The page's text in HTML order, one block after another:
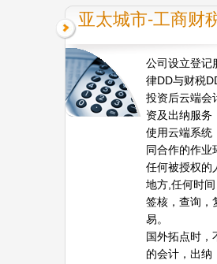
亚太城市-工商财
公司设立登记
律DD与财税
投资后云端会
资及出纳服务
使用云端系统
同合作的作业
任何被授权的
地方,任何时
签核，查询，
易。
国外拓点时，
的会计，出纳